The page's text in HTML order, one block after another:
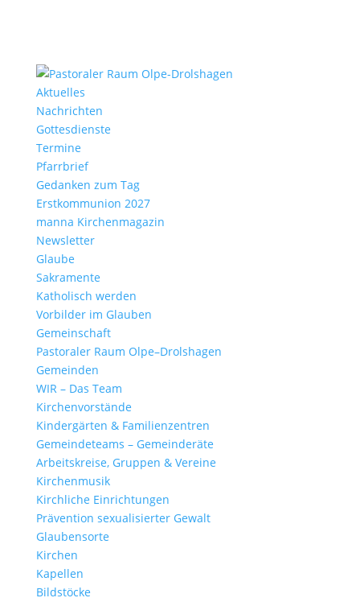
Aktu­elles
Nach­richten
Gottes­dienste
Termine
Pfarr­brief
Gedanken zum Tag
Erst­kom­mu­nion 2027
manna Kirchen­ma­gazin
News­letter
Glaube
Sakra­mente
Katho­lisch werden
Vorbilder im Glauben
Gemein­schaft
Pasto­raler Raum Olpe–Drolshagen
Gemeinden
WIR – Das Team
Kirchen­vor­stände
Kinder­gärten & Familienzentren
Gemein­de­teams – Gemeinderäte
Arbeits­kreise, Gruppen & Vereine
Kirchen­musik
Kirch­liche Einrichtungen
Präven­tion sexua­li­sierter Gewalt
Glau­ben­s­orte
Kirchen
Kapellen
Bild­stöcke